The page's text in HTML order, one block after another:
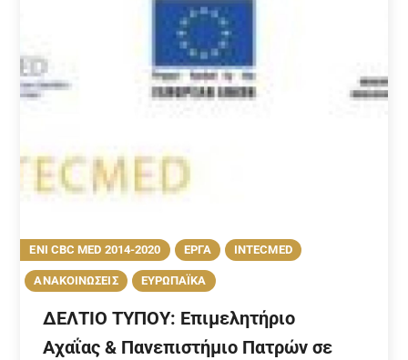
ENI CBC MED 2014-2020 EΡΓΑ INTECMED
ΑΝΑΚΟΙΝΩΣΕΙΣ ΕΥΡΩΠΑΪΚΑ
ΔΕΛΤΙΟ ΤΥΠΟΥ: Επιμελητήριο
Αχαΐας & Πανεπιστήμιο Πατρών σε